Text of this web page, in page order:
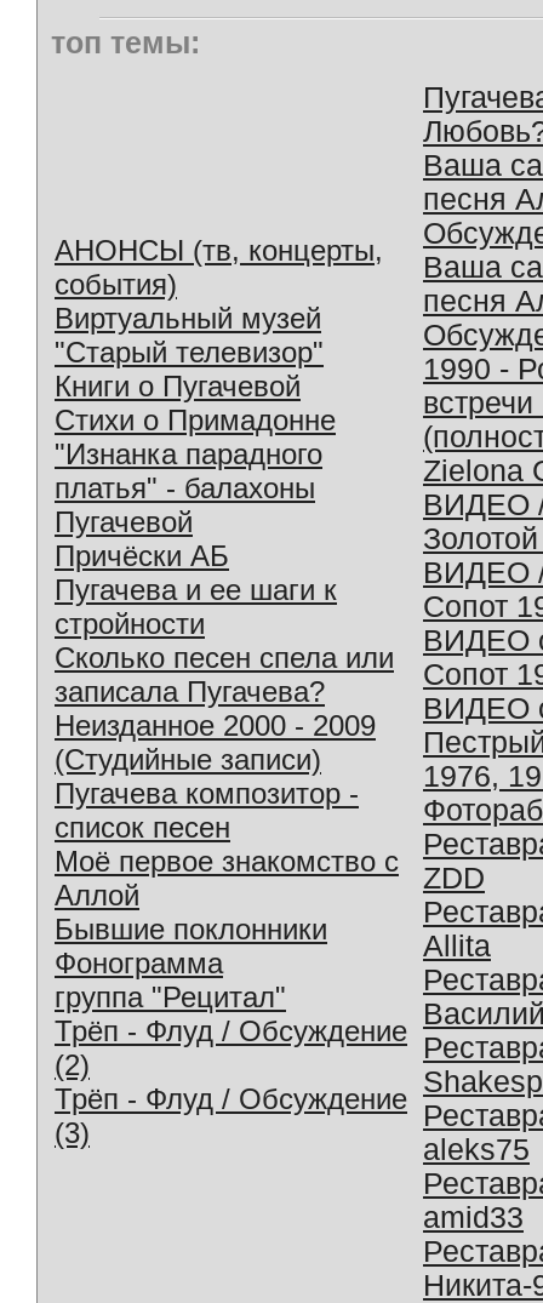
топ темы:
АНОНСЫ (тв, концерты,
события)
Виртуальный музей
"Старый телевизор"
Книги о Пугачевой
Стихи о Примадонне
"Изнанка парадного
платья" - балахоны
Пугачевой
Причёски АБ
Пугачева и ее шаги к
стройности
Сколько песен спела или
записала Пугачева?
Неизданное 2000 - 2009
(Студийные записи)
Пугачева композитор -
список песен
Моё первое знакомство с
Аллой
Бывшие поклонники
Фонограмма
группа "Рецитал"
Трёп - Флуд / Обсуждение
(2)
Трёп - Флуд / Обсуждение
(3)
Ваша
песня
Ваша
песня
1990 -
Zielona
ВИДЕО
ВИДЕО
Сопот
ВИДЕО
Сопот
ВИДЕО
1976,
ZDD
Allita
aleks75
amid33
Никита-